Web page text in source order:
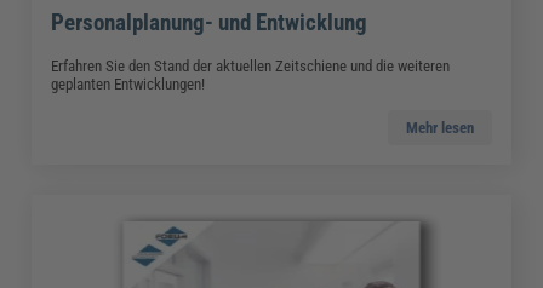
Personalplanung- und Entwicklung
Erfahren Sie den Stand der aktuellen Zeitschiene und die weiteren
geplanten Entwicklungen!
Mehr lesen